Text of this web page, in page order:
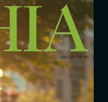
Revistas